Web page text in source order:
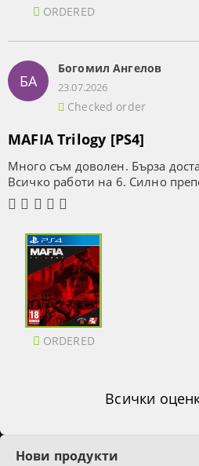
ORDERED
БА
Богомил Ангелов
23.07.2026
Checked order
MAFIA Trilogy [PS4]
Много съм доволен. Бърза
Всичко работи на 6. Силно
ORDERED
Всички
Нови продукти